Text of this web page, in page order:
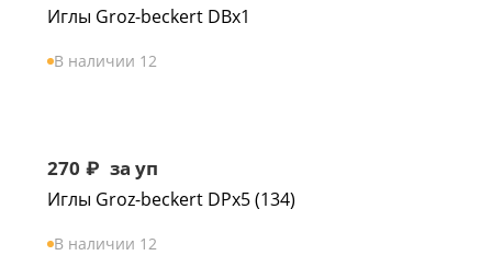
Иглы Groz-beckert DBx1
В наличии 12
270 ₽ за уп
Иглы Groz-beckert DPx5 (134)
В наличии 12